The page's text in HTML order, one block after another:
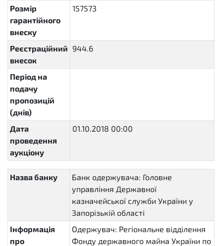
Розмір
гарантійного
внеску
157573
Реєстраційний
внесок
944.6
Період на
подачу
пропозицій
(днів)
Дата
проведення
аукціону
01.10.2018 00:00
Назва банку
Банк одержувача: Головне
управління Державної
казначейської служби України у
Запорізькій області
Інформація
про
Одержувач: Регіональне відділення
Фонду державного майна України по